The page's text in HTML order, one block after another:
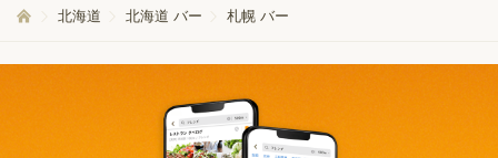
北海道 北海道 バー 札幌 バー